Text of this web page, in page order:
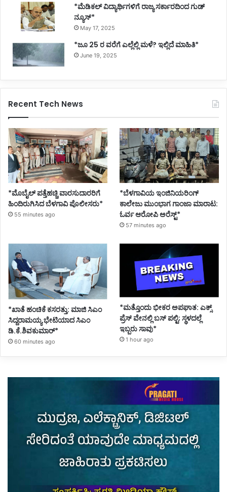
*ಮೆಡಿಕಲ್ ವಿದ್ಯಾರ್ಥಿಗಳಿಗೆ ರಾಜ್ಯ ಸರ್ಕಾರದಿಂದ ಗುಡ್
ನ್ಯೂಸ್*
May 17, 2025
*ಜೂ 25 ರ ವರೆಗೆ ಎಲ್ಲೆಲ್ಲಿ ಮಳೆ? ಇಲ್ಲಿದೆ ಮಾಹಿತಿ*
June 19, 2025
Recent Tech News
*ಮೊಬೈಲ್ ಪತ್ತೆಹಚ್ಚಿ ವಾರಸುದಾರರಿಗೆ
ಹಿಂದಿರುಗಿಸಿದ ಬೆಳಗಾವಿ ಪೊಲೀಸರು*
55 minutes ago
*ಬೆಳಗಾವಿಯ ಇಂಜಿನಿಯರಿಂಗ್‌
ಕಾಲೇಜು ಮುಂಭಾಗ ಗಾಂಜಾ ಮಾರಾಟ:
ಓರ್ವ ಆರೋಪಿ ಅರೆಸ್ಟ್*
57 minutes ago
*ಖಾತೆ ಹಂಚಿಕೆ ಕಸರತ್ತು: ಮಾಜಿ ಸಿಎಂ
ಸಿದ್ದರಾಮಯ್ಯ ಭೇಟಿಯಾದ ಸಿಎಂ
ಡಿ.ಕೆ.ಶಿವಕುಮಾರ್*
60 minutes ago
*ಮತ್ತೊಂದು ಭೀಕರ ಅಪಘಾತ: ಎಕ್ಸ್
ಪ್ರೆಸ್ ವೇನಲ್ಲಿ ಬಸ್ ಪಲ್ಟಿ; ಸ್ಥಳದಲ್ಲೆ
ಇಬ್ಬರು ಸಾವು*
1 hour ago